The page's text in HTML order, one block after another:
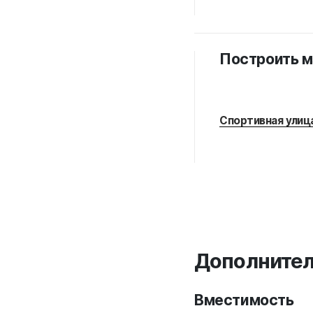
Построить
Спортивная
Вместимость